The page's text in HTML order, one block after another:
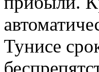
Тунисе